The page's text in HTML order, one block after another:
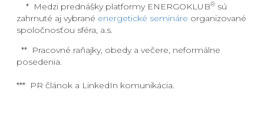
* Medzi prednášky platformy ENERGOKLUB® sú
zahrnuté aj vybrané energetické semináre organizované
spoločnosťou sféra, a.s.
** Pracovné raňajky, obedy a večere, neformálne
posedenia.
*** PR článok a LinkedIn komunikácia.